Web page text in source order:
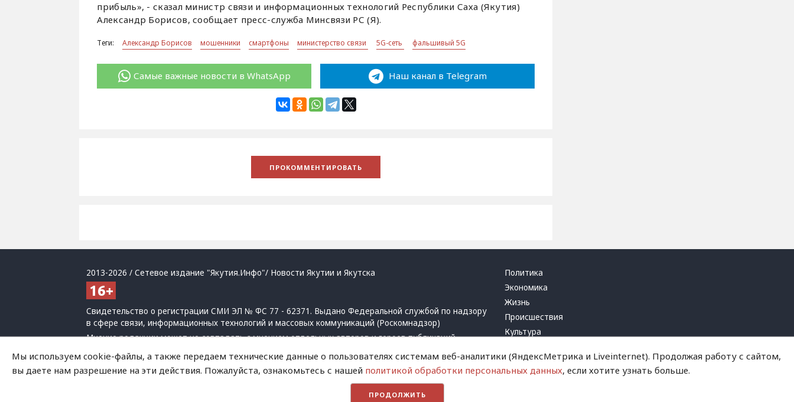
прибыль», - сказал министр связи и информационных технологий Республики Саха (Якутия)
Александр Борисов, сообщает пресс-служба Минсвязи РС (Я).
Теги: Александр Борисов мошенники смартфоны министерство связи 5G-сеть фальшивый 5G
Самые важные новости в WhatsApp Наш канал в Telegram
2013-2026 / Сетевое издание "Якутия.Инфо"/ Новости Якутии и Якутска
Свидетельство о регистрации СМИ ЭЛ № ФС 77 - 62371. Выдано Федеральной службой по надзору
в сфере связи, информационных технологий и массовых коммуникаций (Роскомнадзор)
Мнение редакции может не совпадать с мнением отдельных авторов и героев публикаций.
При использовании материалов обязательна активная ссылка на сайт.
Политика обработки персональных данных
запрещенных организаций
Политика
Экономика
Жизнь
Происшествия
Культура
Криминал
Успех
Мы используем cookie-файлы, а также передаем технические данные о пользователях системам веб-аналитики (ЯндексМетрика и Liveinternet). Продолжая работу с сайтом,
вы даете нам разрешение на эти действия. Пожалуйста, ознакомьтесь с нашей политикой обработки персональных данных, если хотите узнать больше.
ПРОДОЛЖИТЬ